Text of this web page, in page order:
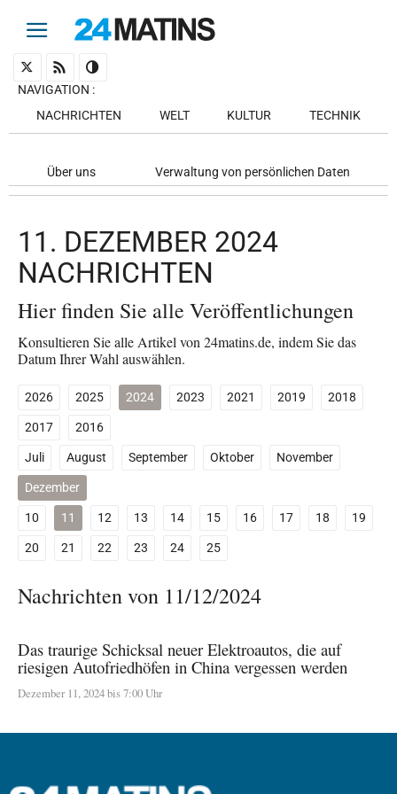
NAVIGATION :
NACHRICHTEN
WELT KULTUR TECHNIK
Über uns Verwaltung von persönlichen Daten
11. DEZEMBER 2024
NACHRICHTEN
Hier finden Sie alle Veröffentlichungen
Konsultieren Sie alle Artikel von 24matins.de, indem Sie das
Datum Ihrer Wahl auswählen.
2026 2025 2024 2023 2021 2019
2018
2017
2016
Juli
August September Oktober
November
Dezember
10
11 12 13 14 15 16 17 18
19
20
21 22 23 24 25
Nachrichten von 11/12/2024
Das traurige Schicksal neuer Elektroautos, die auf
riesigen Autofriedhöfen in China vergessen werden
Dezember 11, 2024 bis 7:00 Uhr